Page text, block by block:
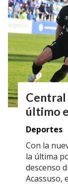
Central
último
Deportes
Con la
la última
descenso
Acassuso,